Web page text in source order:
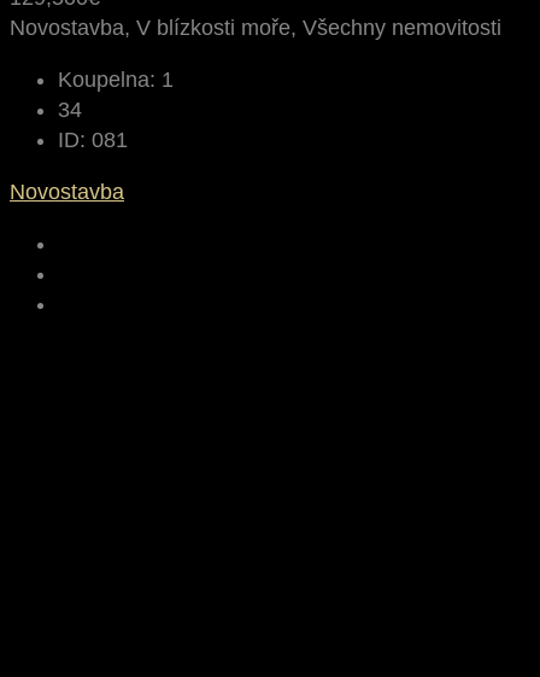
Novostavba, V blízkosti moře, Všechny nemovitosti
Koupelna: 1
34
ID: 081
Novostavba